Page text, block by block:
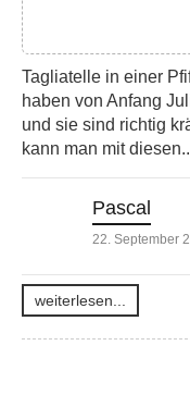
Tagliatelle in einer
haben von Anfang
und sie sind richtig
kann man mit
Pascal
22. September
weiterlesen...